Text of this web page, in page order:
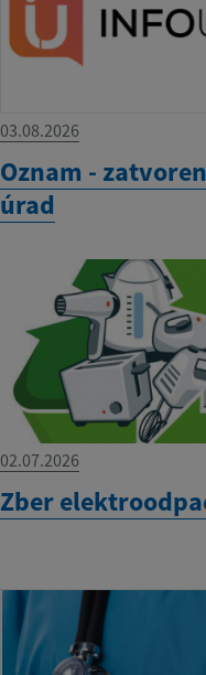
03.08.2026
Oznam -
úrad
02.07.2026
Zber